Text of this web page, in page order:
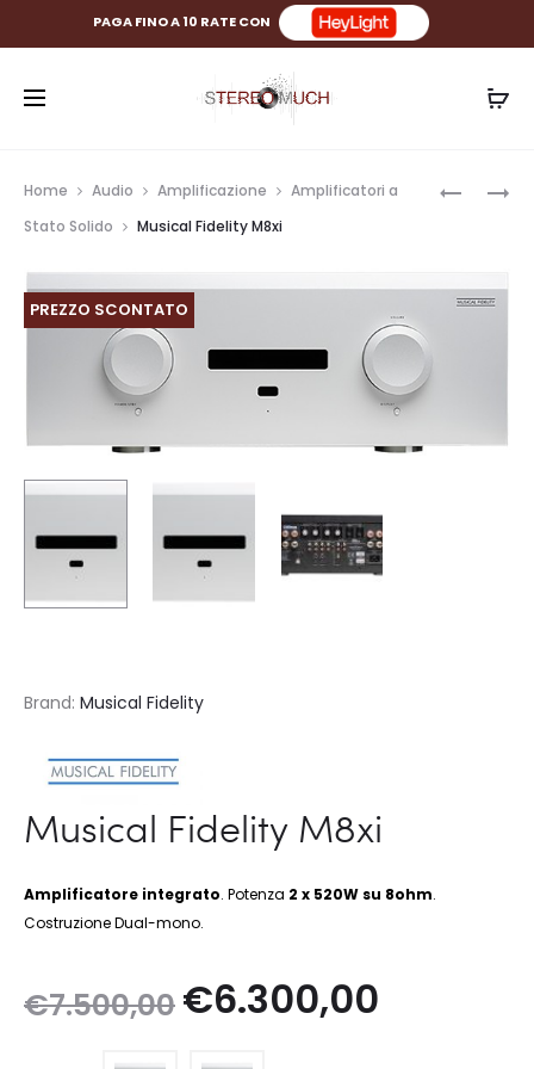
PAGA FINO A 10 RATE CON
MUSICAL
MUSICAL
VINYL
Home Audio Amplificazione
Amplificatori a
Stato Solido
Musical Fidelity M8xi
PREZZO SCONTATO
Brand: Musical Fidelity
Musical Fidelity M8xi
Amplificatore integrato. Potenza 2 x 520W su 8ohm.
Costruzione Dual-mono.
€7.500,00 Il
€6.300,00